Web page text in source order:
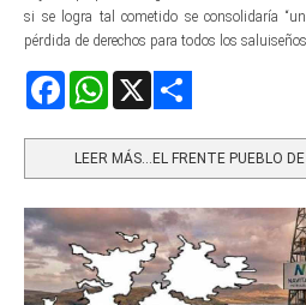
si se logra tal cometido se consolidaría
pérdida de derechos para todos los
FacebookWhatsApp
LEER MÁS…EL FRENTE PUEBLO